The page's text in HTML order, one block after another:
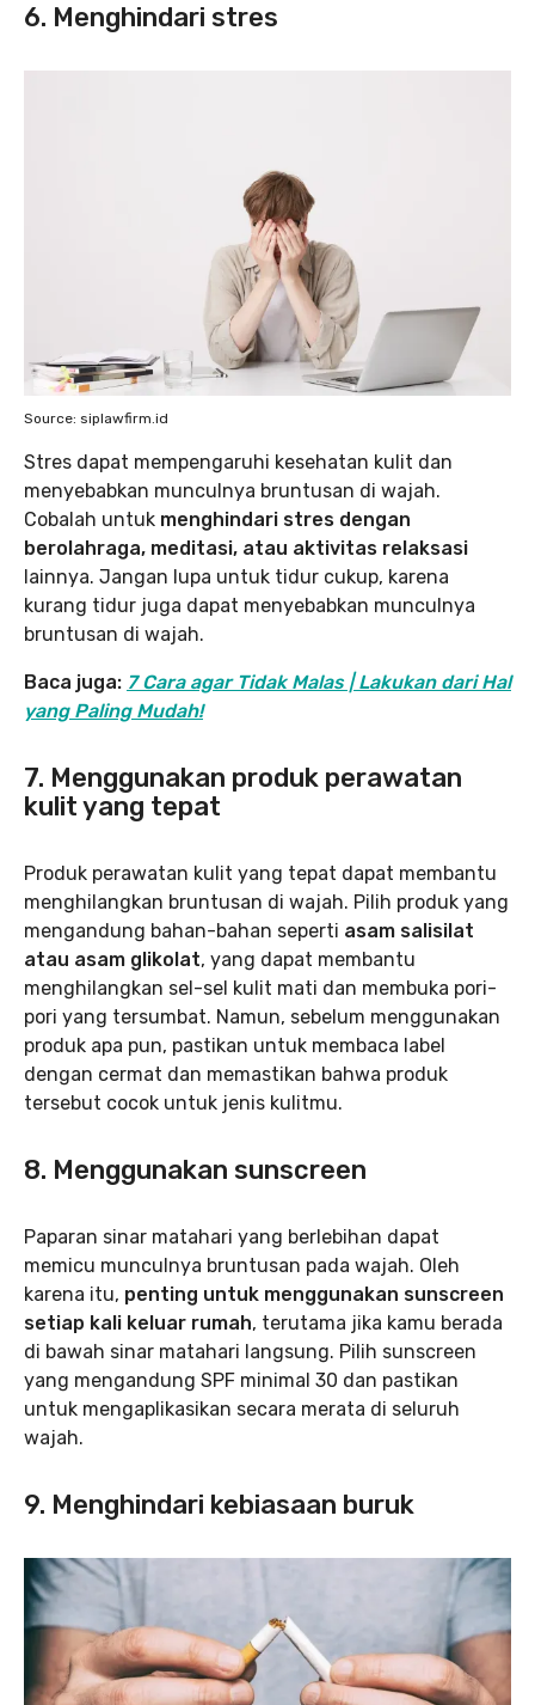
6. Menghindari stres
Source: siplawfirm.id
Stres dapat mempengaruhi kesehatan kulit dan
menyebabkan munculnya bruntusan di wajah.
Cobalah untuk menghindari stres dengan
berolahraga, meditasi, atau aktivitas relaksasi
lainnya. Jangan lupa untuk tidur cukup, karena
kurang tidur juga dapat menyebabkan munculnya
bruntusan di wajah.
Baca juga: 7 Cara agar Tidak Malas | Lakukan dari Hal
yang Paling Mudah!
7. Menggunakan produk perawatan
kulit yang tepat
Produk perawatan kulit yang tepat dapat membantu
menghilangkan bruntusan di wajah. Pilih produk yang
mengandung bahan-bahan seperti asam salisilat
atau asam glikolat, yang dapat membantu
menghilangkan sel-sel kulit mati dan membuka pori-
pori yang tersumbat. Namun, sebelum menggunakan
produk apa pun, pastikan untuk membaca label
dengan cermat dan memastikan bahwa produk
tersebut cocok untuk jenis kulitmu.
8. Menggunakan sunscreen
Paparan sinar matahari yang berlebihan dapat
memicu munculnya bruntusan pada wajah. Oleh
karena itu, penting untuk menggunakan sunscreen
setiap kali keluar rumah, terutama jika kamu berada
di bawah sinar matahari langsung. Pilih sunscreen
yang mengandung SPF minimal 30 dan pastikan
untuk mengaplikasikan secara merata di seluruh
wajah.
9. Menghindari kebiasaan buruk